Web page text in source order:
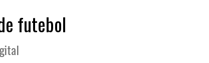
futebol